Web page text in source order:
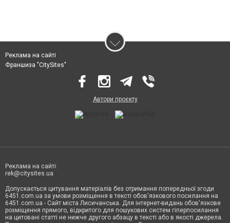
Реклама на сайті
Франшиза "CitySites"
Автори проєкту
Реклама на сайті:
rek@citysites.ua
Допускається цитування матеріалів без отримання попередньої згоди
6451.com.ua за умови розміщення в тексті обов'язкового посилання на
6451.com.ua - Сайт міста Лисичанська. Для інтернет-видань обов'язкове
розміщення прямого, відкритого для пошукових систем гіперпосилання
на цитовані статті не нижче другого абзацу в тексті або в якості джерела.